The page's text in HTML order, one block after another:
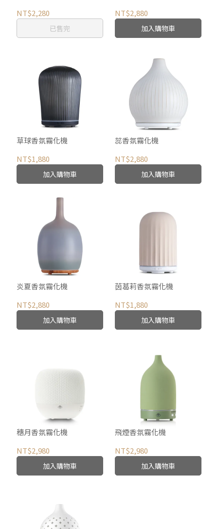
NT$2,280
已售完
NT$2,880
加入購物車
草球香氛霧化機
NT$1,880
加入購物車
蕊香氛霧化機
NT$2,880
加入購物車
炎夏香氛霧化機
NT$2,880
加入購物車
茵葛莉香氛霧化機
NT$1,880
加入購物車
穗月香氛霧化機
NT$2,980
加入購物車
飛煙香氛霧化機
NT$2,980
加入購物車